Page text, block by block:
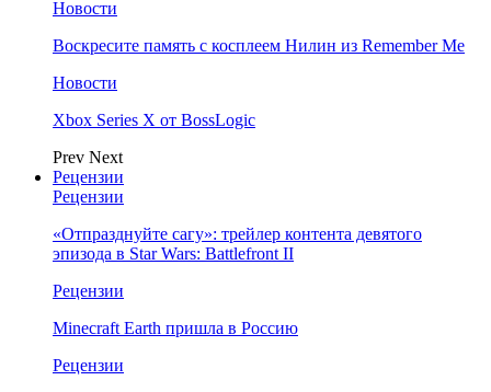
Новости
Воскресите память с косплеем Нилин из Remember Me
Новости
Xbox Series X от BossLogic
Prev Next
Рецензии
Рецензии
«Отпразднуйте сагу»: трейлер контента девятого
эпизода в Star Wars: Battlefront II
Рецензии
Minecraft Earth пришла в Россию
Рецензии